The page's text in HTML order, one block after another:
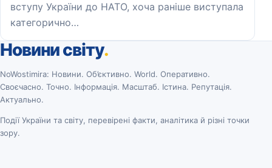
вступу України до НАТО, хоча раніше виступала
категорично…
Новини світу.
NoWostimira: Новини. Об’єктивно. World. Оперативно.
Своєчасно. Точно. Інформація. Масштаб. Істина. Репутація.
Актуально.
Події України та світу, перевірені факти, аналітика й різні точки
зору.